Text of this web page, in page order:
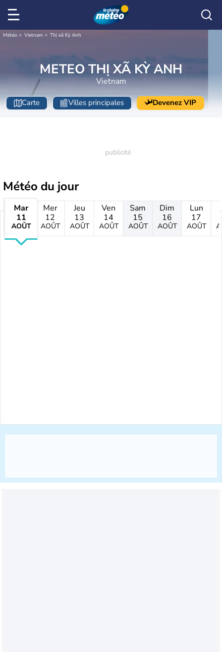
Météo Vietnam Thị xã Kỳ Anh
METEO THỊ XÃ KỲ ANH
Vietnam
Carte Villes principales Devenez VIP
Météo du jour
Mar
11
AOÛT
Mer
12
AOÛT
Jeu
13
AOÛT
Ven
14
AOÛT
Sam
15
AOÛT
Dim
16
AOÛT
Lun
17
AOÛT